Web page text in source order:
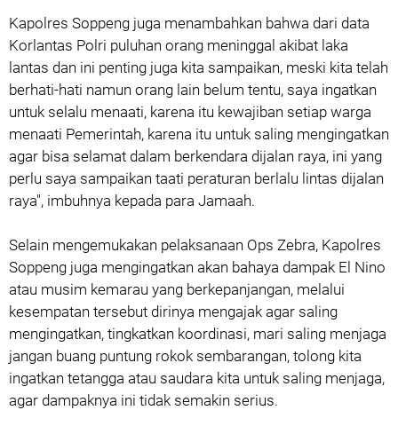
Kapolres Soppeng juga menambahkan bahwa dari data
Korlantas Polri puluhan orang meninggal akibat laka
lantas dan ini penting juga kita sampaikan, meski kita telah
berhati-hati namun orang lain belum tentu, saya ingatkan
untuk selalu menaati, karena itu kewajiban setiap warga
menaati Pemerintah, karena itu untuk saling mengingatkan
agar bisa selamat dalam berkendara dijalan raya, ini yang
perlu saya sampaikan taati peraturan berlalu lintas dijalan
raya", imbuhnya kepada para Jamaah.
Selain mengemukakan pelaksanaan Ops Zebra, Kapolres
Soppeng juga mengingatkan akan bahaya dampak El Nino
atau musim kemarau yang berkepanjangan, melalui
kesempatan tersebut dirinya mengajak agar saling
mengingatkan, tingkatkan koordinasi, mari saling menjaga
jangan buang puntung rokok sembarangan, tolong kita
ingatkan tetangga atau saudara kita untuk saling menjaga,
agar dampaknya ini tidak semakin serius.